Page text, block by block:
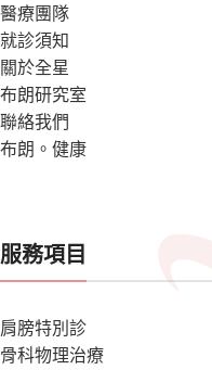
醫療團隊
就診須知
關於全星
布朗研究室
聯絡我們
布朗。健康
服務項目
肩膀特別診
骨科物理治療